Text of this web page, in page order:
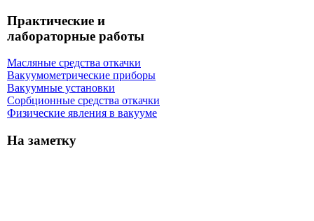
Практические и
лабораторные работы
Масляные средства откачки
Вакуумометрические приборы
Вакуумные установки
Сорбционные средства откачки
Физические явления в вакууме
На заметку